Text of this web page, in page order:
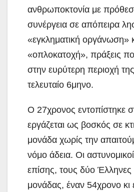
ανθρωποκτονία με
συνέργεια σε απόπειρα
«εγκληματική οργάνωση»
«οπλοκατοχή», πράξεις
στην ευρύτερη περιοχή
τελευταίο 6μηνο.
Ο 27χρονος εντοπίστηκε
εργάζεται ως βοσκός σε
μονάδα χωρίς την
νόμο άδεια. Οι
επίσης, τους δύο Έλληνες
μονάδας, έναν 54χρονο κι